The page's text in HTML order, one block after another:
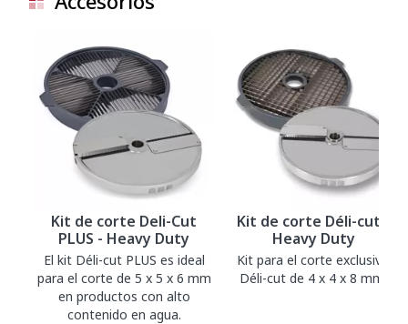
Kit de corte Deli-Cut
PLUS - Heavy Duty
El kit Déli-cut PLUS es ideal
para el corte de 5 x 5 x 6 mm
en productos con alto
contenido en agua.
Kit de corte Déli-cut -
Heavy Duty
Kit para el corte exclusivo
Déli-cut de 4 x 4 x 8 mm.